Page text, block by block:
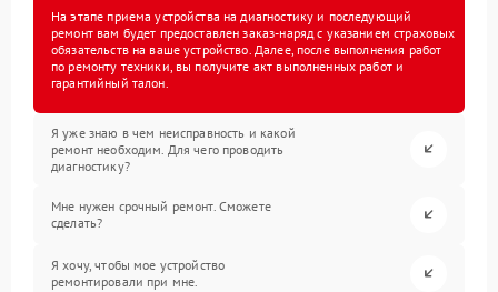
На этапе приема устройства на диагностику и последующий
ремонт вам будет предоставлен заказ-наряд с указанием страховых
обязательств на ваше устройство. Далее, после выполнения работ
по ремонту техники, вы получите акт выполненных работ и
гарантийный талон.
Я уже знаю в чем неисправность и какой
ремонт необходим. Для чего проводить
диагностику?
Мне нужен срочный ремонт. Сможете
сделать?
Я хочу, чтобы мое устройство
ремонтировали при мне.